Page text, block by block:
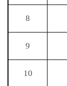
8
9
10